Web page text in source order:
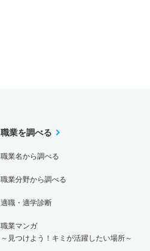
職業を調べる
職業名から調べる
職業分野から調べる
適職・適学診断
職業マンガ
～見つけよう！キミが活躍したい場所～